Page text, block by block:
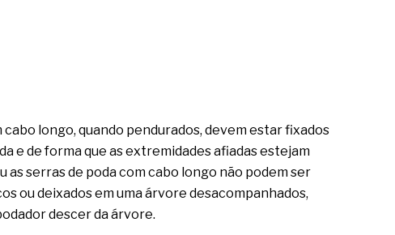
cabo longo, quando pendurados, devem estar fixados
e de forma que as extremidades afiadas estejam
as serras de poda com cabo longo não podem ser
ou deixados em uma árvore desacompanhados,
descer da árvore.